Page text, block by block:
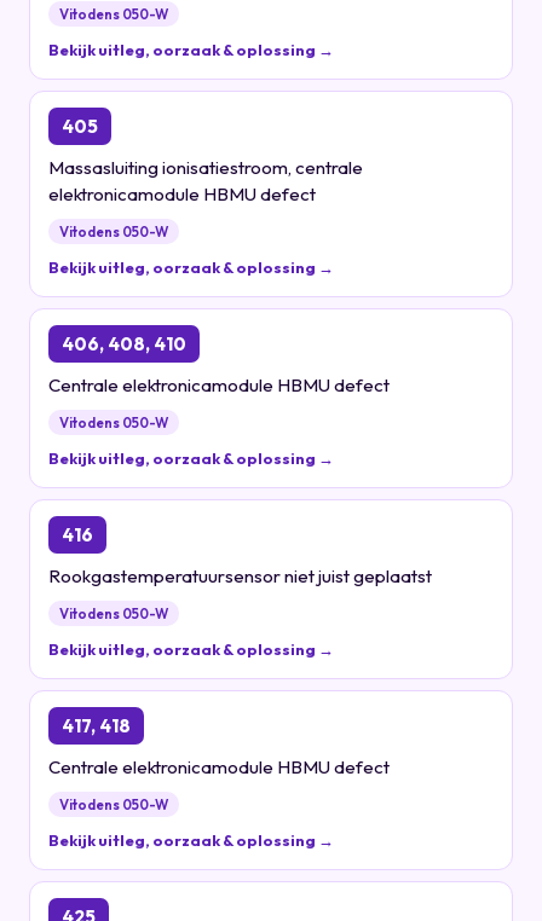
Vitodens 050-W
Bekijk uitleg, oorzaak & oplossing →
405
Massasluiting ionisatiestroom, centrale
elektronicamodule HBMU defect
Vitodens 050-W
Bekijk uitleg, oorzaak & oplossing →
406, 408, 410
Centrale elektronicamodule HBMU defect
Vitodens 050-W
Bekijk uitleg, oorzaak & oplossing →
416
Rookgastemperatuursensor niet juist geplaatst
Vitodens 050-W
Bekijk uitleg, oorzaak & oplossing →
417, 418
Centrale elektronicamodule HBMU defect
Vitodens 050-W
Bekijk uitleg, oorzaak & oplossing →